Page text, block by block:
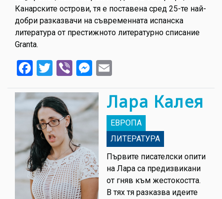
Канарските острови, тя е поставена сред 25-те най-
добри разказвачи на съвременната испанска
литература от престижното литературно списание
Granta.
Facebook
Twitter
ViberMessenger
Лара Калея
ЕВРОПА
ЛИТЕРАТУРА
Първите писателски опити
на Лара са предизвикани
от гняв към жестокостта.
В тях тя разказва идеите